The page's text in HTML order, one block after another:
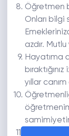
Öğretmen
Onları bilgi
azdır.
Hayatıma
yıllar